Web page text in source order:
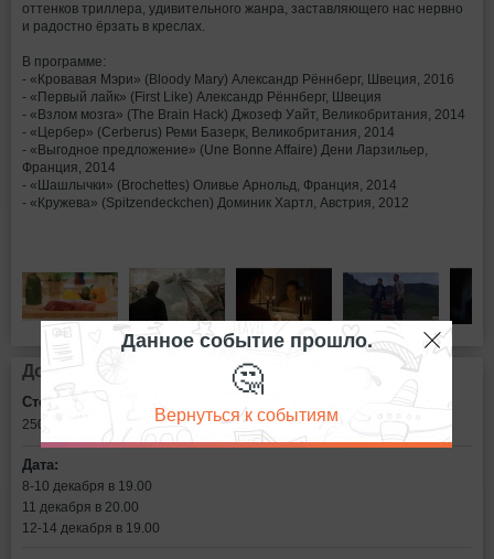
оттенков триллера, удивительного жанра, заставляющего нас нервно
и радостно ёрзать в креслах.
В программе:
- «Кровавая Мэри» (Bloody Mary) Александр Рённберг, Швеция, 2016
- «Первый лайк» (First Like) Александр Рённберг, Швеция
- «Взлом мозга» (The Brain Hack) Джозеф Уайт, Великобритания, 2014
- «Цербер» (Cerberus) Реми Базерк, Великобритания, 2014
- «Выгодное предложение» (Une Bonne Affaire) Дени Ларзильер,
Франция, 2014
- «Шашлычки» (Brochettes) Оливье Арнольд, Франция, 2014
- «Кружева» (Spitzendeckchen) Доминик Хартл, Австрия, 2012
Дополнительная информация
Стоимость билетов:
250
Дата:
8-10 декабря в 19.00
11 декабря в 20.00
12-14 декабря в 19.00
Данное событие прошло.
🤔
Вернуться к событиям